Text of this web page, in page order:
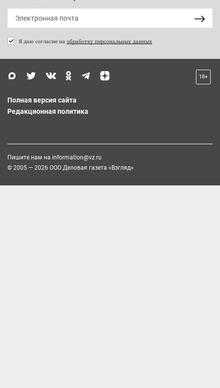
Я даю согласие на обработку персональных данных
18+
Полная версия сайта
Редакционная политика
Пишите нам на information@vz.ru
© 2005 — 2026 ООО Деловая газета «Взгляд»